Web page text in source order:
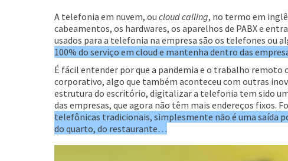
A telefonia em nuvem, ou cloud calling, no termo em
cabeamentos, os hardwares, os aparelhos de PABX e
usados para a telefonia na empresa são os telefones ou
100% do serviço em cloud e mantenha dentro das
É fácil entender por que a pandemia e o trabalho
corporativo, algo que também aconteceu com outras
estrutura do escritório, digitalizar a telefonia tem sido
das empresas, que agora não têm mais endereços fixos.
telefônicas tradicionais, simplesmente não é uma saída
do quarto, do restaurante…